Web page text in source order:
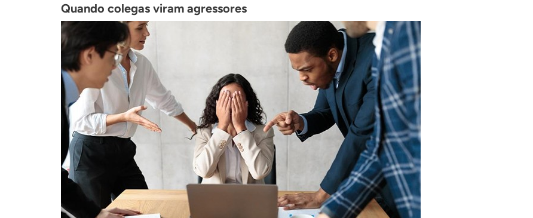
Quando colegas viram agressores